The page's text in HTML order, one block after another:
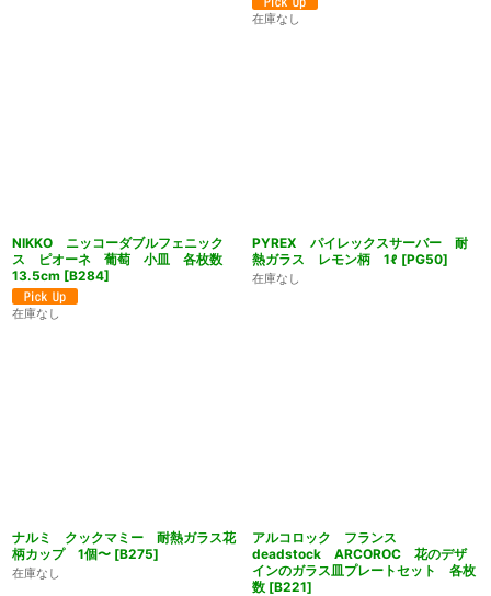
在庫なし
NIKKO ニッコーダブルフェニック
ス ピオーネ 葡萄 小皿 各枚数
13.5cm [B284]
在庫なし
PYREX パイレックスサーバー 耐
熱ガラス レモン柄 1ℓ [PG50]
在庫なし
ナルミ クックマミー 耐熱ガラス花
柄カップ 1個〜 [B275]
在庫なし
アルコロック フランス
deadstock ARCOROC 花のデザ
インのガラス皿プレートセット 各枚
数 [B221]